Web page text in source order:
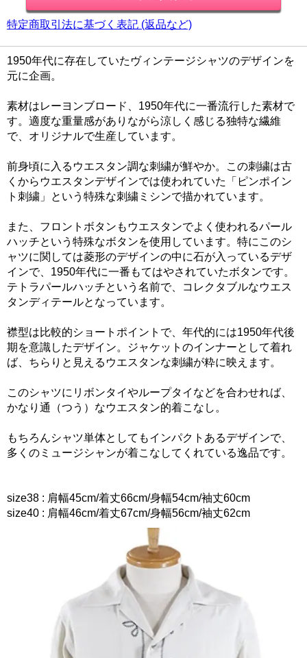
特定商取引法に基づく表記 (返品など)
1950年代に存在していたヴィンテージシャツのデザインを
元に企画。
素材はレーヨンブロード、1950年代に一番流行した素材で
す。適度な重量感がありながら涼しく感じる独特な繊維
で、オリジナルで生産しています。
前身頃に入るウエスタン調な刺繍が鮮やか。この刺繍は古
くからウエスタンデザインでは使われていた「ピンポイン
ト刺繍」という特殊な刺繍ミシンで描かれています。
また、フロントボタンもウエスタンでよく使われるパール
ハッチという特殊なボタンを使用しています。特にこのシ
ャツに関しては菱形のデザインの中に石が入っているデザ
インで、1950年代に一番もてはやされていたボタンです。
テトラパールハッチという名前で、コレクタブルなウエス
タンディテールとなっています。
襟型は比較的ショートポイントで、年代的には1950年代後
期を意識したデザイン。ジャケットのインナーとして着れ
ば、ちらりと見えるウエスタンな刺繍が粋に映えます。
このシャツにリボンタイやループタイなどを合わせれば、
かなり通（つう）なウエスタン的着こなし。
もちろんシャツ単体としてもインパクトあるデザインで、
多くのミュージシャンが着こなしてくれている逸品です。
size38 : 肩幅45cm/着丈66cm/身幅54cm/袖丈60cm
size40 : 肩幅46cm/着丈67cm/身幅56cm/袖丈62cm